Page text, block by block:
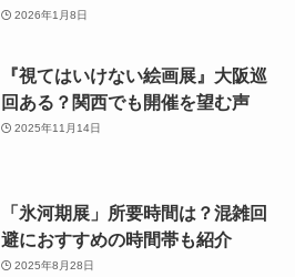
2026年1月8日
『視てはいけない絵画展』大阪巡
回ある？関西でも開催を望む声
2025年11月14日
「氷河期展」所要時間は？混雑回
避におすすめの時間帯も紹介
2025年8月28日